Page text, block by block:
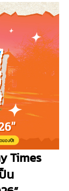
Times
น